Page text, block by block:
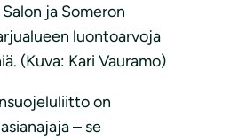
ja Someron
luontoarvoja
(Kuva: Kari Vauramo)
on
– se